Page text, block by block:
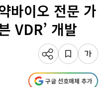
바이오 전문 가
VDR’ 개발
구글 선호매체 추가